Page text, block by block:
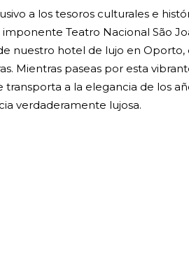
a los tesoros culturales e
Teatro Nacional São
nuestro hotel de lujo en
Mientras paseas por esta
a la elegancia de los
verdaderamente lujosa.